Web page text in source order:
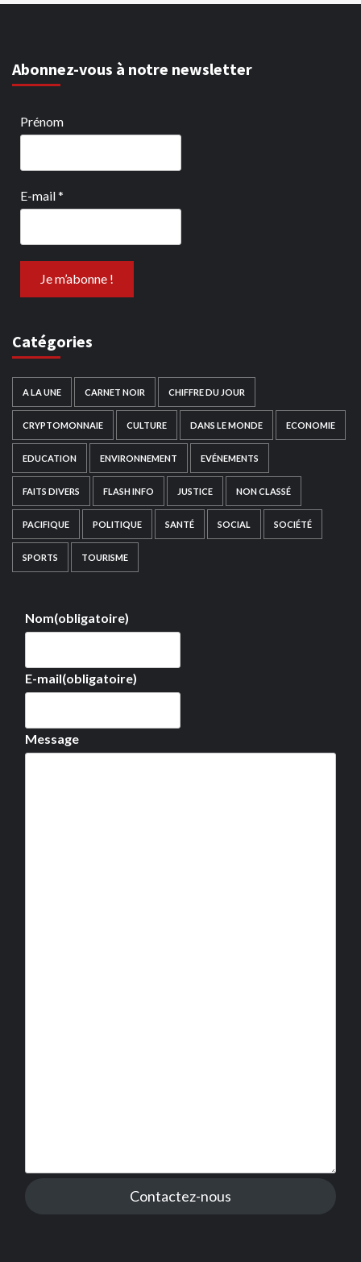
Abonnez-vous à notre newsletter
Prénom
E-mail*
Catégories
A LA UNE CARNET NOIR CHIFFRE DU JOUR
CRYPTOMONNAIE CULTURE DANS LE MONDE ECONOMIE
EDUCATION ENVIRONNEMENT EVÉNEMENTS
FAITS DIVERS FLASH INFO JUSTICE NON CLASSÉ
PACIFIQUE POLITIQUE SANTÉ SOCIAL SOCIÉTÉ
SPORTS TOURISME
Nom(obligatoire)
E-mail(obligatoire)
Message
Contactez-nous